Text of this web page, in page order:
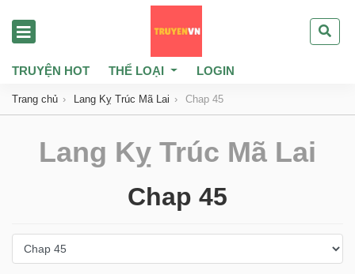
TRUYỆN HOT THỂ LOẠI LOGIN
Trang chủ Lang Kỵ Trúc Mã Lai Chap 45
Lang Kỵ Trúc Mã Lai
Chap 45